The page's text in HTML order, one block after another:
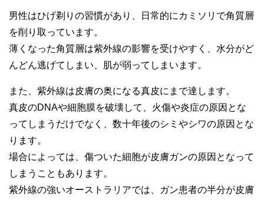
男性はひげ剃りの習慣があり、日常的にカミソリで角質層
を削り取っています。
薄くなった角質層は紫外線の影響を受けやすく、水分がど
んどん逃げてしまい、肌が弱ってしまいます。
また、紫外線は皮膚の奥になる真皮にまで達します。
真皮のDNAや細胞膜を破壊して、火傷や炎症の原因とな
ってしまうだけでなく、数十年後のシミやシワの原因とな
ります。
場合によっては、傷ついた細胞が皮膚ガンの原因となって
しまうこともあります。
紫外線の強いオーストラリアでは、ガン患者の半分が皮膚